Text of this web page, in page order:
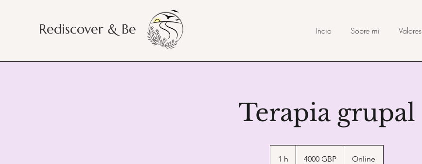
Rediscover & Be Incio Sobre mi Valores
Terapia grupal
1 h
esterlinas
4000 GBP Online